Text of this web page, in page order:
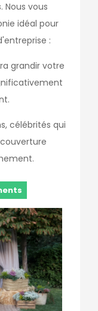
Nous vous
idéal pour
:
grandir votre
célébrités qui